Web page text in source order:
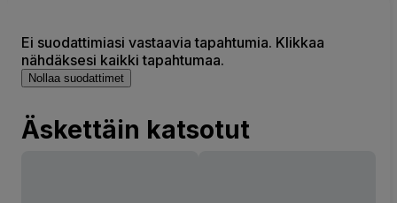
Ei suodattimiasi vastaavia tapahtumia. Klikkaa
nähdäksesi kaikki tapahtumaa.
Nollaa suodattimet
Äskettäin katsotut